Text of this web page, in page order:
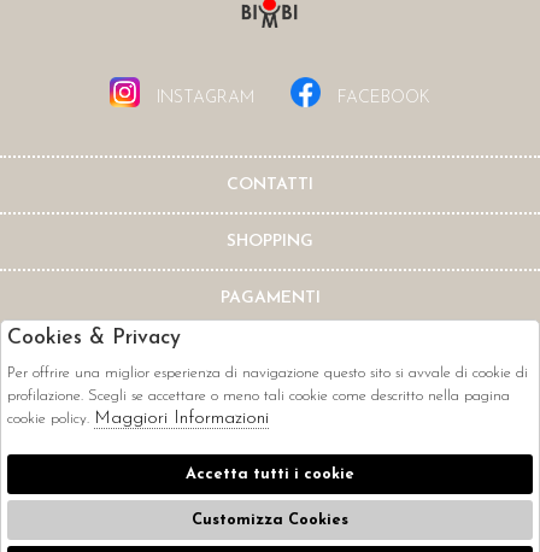
INSTAGRAM FACEBOOK
CONTATTI
SHOPPING
PAGAMENTI
CORRIERI
Cookies & Privacy
Per offrire una miglior esperienza di navigazione questo sito si avvale di cookie di
profilazione. Scegli se accettare o meno tali cookie come descritto nella pagina
cookie policy. Maggiori Informazioni
Accetta tutti i cookie
Customizza Cookies